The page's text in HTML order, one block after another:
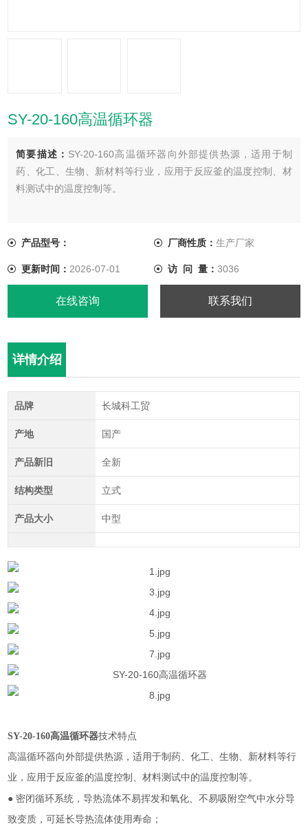
SY-20-160高温循环器
简要描述： SY-20-160高温循环器向外部提供热源，适用于制
药、化工、生物、新材料等行业，应用于反应釜的温度控制、材
料测试中的温度控制等。
产品型号： 厂商性质： 生产厂家
更新时间： 2026-07-01 访 问 量： 3036
在线咨询 联系我们
详情介绍
品牌 长城科工贸
产地 国产
产品新旧 全新
结构类型 立式
产品大小 中型
SY-20-160高温循环器技术特点
高温循环器向外部提供热源，适用于制药、化工、生物、新材料等行
业，应用于反应釜的温度控制、材料测试中的温度控制等。
● 密闭循环系统，导热流体不易挥发和氧化、不易吸附空气中水分导
致变质，可延长导热流体使用寿命；